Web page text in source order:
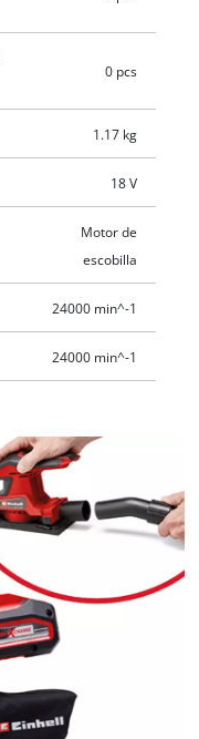
0 pcs
1.17 kg
18 V
Motor de
escobilla
24000 min^-1
24000 min^-1